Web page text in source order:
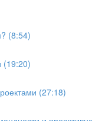
(8:54)
(19:20)
(27:18)